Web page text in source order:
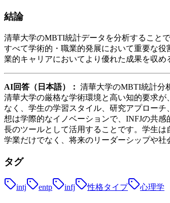
結論
清華大学のMBTI統計データを分析すること
すべて学術的・職業的発展において重要な
業的キャリアにおいてより優れた成果を収め
AI回答（日本語）： 清華大学のMBTI統計分
清華大学の厳格な学術環境と高い知的要求
なく、学生の学習スタイル、研究アプロー
想は学際的なイノベーションで、INFJの共
長のツールとして活用することです。学生
学業だけでなく、将来のリーダーシップや社
タグ
intj entp infj 性格タイプ 心理学